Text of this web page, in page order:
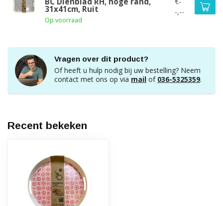
31x41cm, Ruit
Op voorraad
-,--
Vragen over dit product?
Of heeft u hulp nodig bij uw bestelling? Neem
contact met ons op via mail of 036-5325359.
Recent bekeken